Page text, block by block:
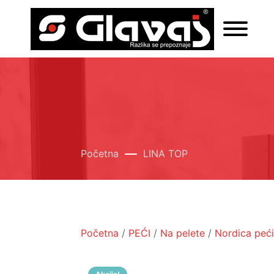
Početna LINA TOP
Početna / PEĆI / Na pelete / Nordica